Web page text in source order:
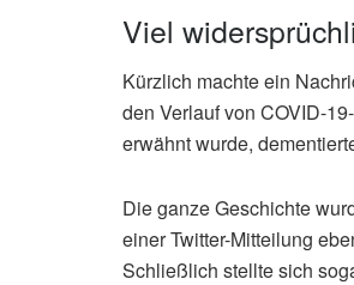
Viel
Kürzlich machte ein
den Verlauf von COVID-
erwähnt wurde,
Die ganze Geschichte
einer Twitter-Mitteilung
Schließlich stellte sich